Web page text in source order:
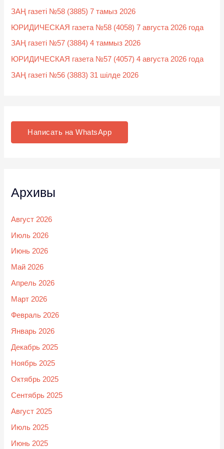
ЗАҢ газеті №58 (3885) 7 тамыз 2026
ЮРИДИЧЕСКАЯ газета №58 (4058) 7 августа 2026 года
ЗАҢ газеті №57 (3884) 4 таммыз 2026
ЮРИДИЧЕСКАЯ газета №57 (4057) 4 августа 2026 года
ЗАҢ газеті №56 (3883) 31 шілде 2026
Написать на WhatsApp
Архивы
Август 2026
Июль 2026
Июнь 2026
Май 2026
Апрель 2026
Март 2026
Февраль 2026
Январь 2026
Декабрь 2025
Ноябрь 2025
Октябрь 2025
Сентябрь 2025
Август 2025
Июль 2025
Июнь 2025